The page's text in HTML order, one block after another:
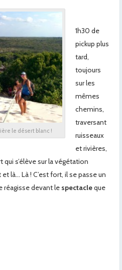
le désert blanc !
1h30 de
pickup plus
tard,
toujours
sur les
mêmes
chemins,
traversant
ruisseaux
et rivières,
s’élève sur la végétation
là… Là ! C’est fort, il se passe un
réagisse devant le spectacleque